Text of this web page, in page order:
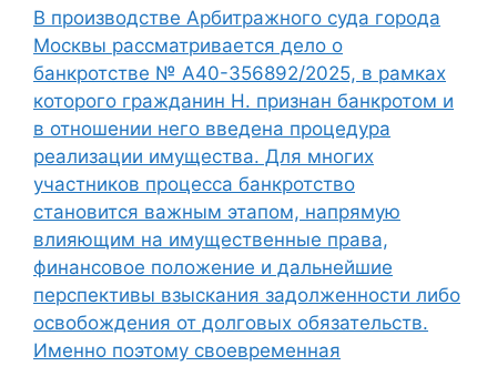
В производстве Арбитражного суда города
Москвы рассматривается дело о
банкротстве № А40-356892/2025, в рамках
которого гражданин Н. признан банкротом и
в отношении него введена процедура
реализации имущества. Для многих
участников процесса банкротство
становится важным этапом, напрямую
влияющим на имущественные права,
финансовое положение и дальнейшие
перспективы взыскания задолженности либо
освобождения от долговых обязательств.
Именно поэтому своевременная